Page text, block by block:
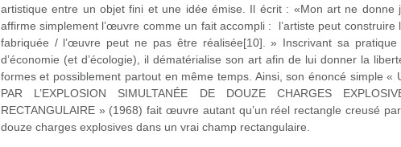
artistique entre un objet fini et une idée émise. Il écrit : «Mon art ne donne
affirme simplement l’œuvre comme un fait accompli : l’artiste peut construire
fabriquée / l’œuvre peut ne pas être réalisée[10]. » Inscrivant sa
d’économie (et d’écologie), il dématérialise son art afin de lui donner la
formes et possiblement partout en même temps. Ainsi, son énoncé simple «
PAR L’EXPLOSION SIMULTANÉE DE DOUZE CHARGES
RECTANGULAIRE » (1968) fait œuvre autant qu’un réel rectangle creusé
douze charges explosives dans un vrai champ rectangulaire.